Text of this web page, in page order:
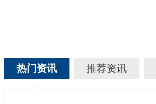
热门资讯 推荐资讯